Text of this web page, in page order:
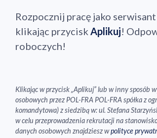
Rozpocznij pracę jako
klikając przycisk Aplikuj!
roboczych!
Klikając w przycisk „Aplikuj” lub w inny sposób
osobowych przez POL-FRA POL-FRA spółka z
komandytowa) z siedzibą w: ul. Stefana
w celu przeprowadzenia rekrutacji na
danych osobowych znajdziesz wpolityce